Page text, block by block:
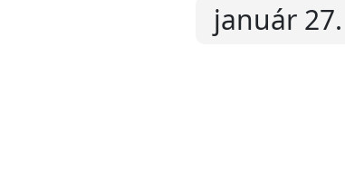
január 27.